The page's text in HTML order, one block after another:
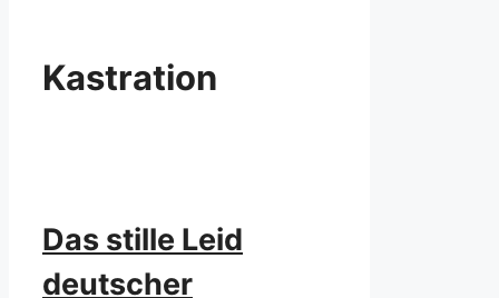
Kastration
Das stille Leid
deutscher